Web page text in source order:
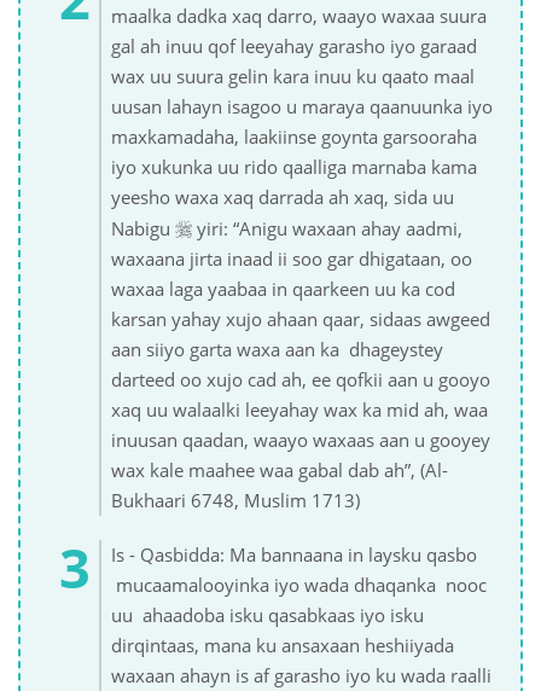
maalka dadka xaq darro, waayo waxaa suura
gal ah inuu qof leeyahay garasho iyo garaad
wax uu suura gelin kara inuu ku qaato maal
uusan lahayn isagoo u maraya qaanuunka iyo
maxkamadaha, laakiinse goynta garsooraha
iyo xukunka uu rido qaalliga marnaba kama
yeesho waxa xaq darrada ah xaq, sida uu
Nabigu yiri: “Anigu waxaan ahay aadmi,
waxaana jirta inaad ii soo gar dhigataan, oo
waxaa laga yaabaa in qaarkeen uu ka cod
karsan yahay xujo ahaan qaar, sidaas awgeed
aan siiyo garta waxa aan ka dhageystey
darteed oo xujo cad ah, ee qofkii aan u gooyo
xaq uu walaalki leeyahay wax ka mid ah, waa
inuusan qaadan, waayo waxaas aan u gooyey
wax kale maahee waa gabal dab ah”, (Al-
Bukhaari 6748, Muslim 1713)
Is - Qasbidda: Ma bannaana in laysku qasbo
mucaamalooyinka iyo wada dhaqanka nooc
uu ahaadoba isku qasabkaas iyo isku
dirqintaas, mana ku ansaxaan heshiiyada
waxaan ahayn is af garasho iyo ku wada raalli